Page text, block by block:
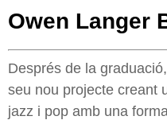
Owen Langer
Després de la
seu nou projecte creant
jazz i pop amb una